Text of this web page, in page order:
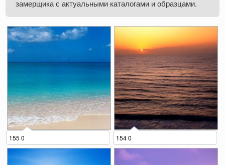
замерщика с актуальными каталогами и образцами.
155 0 154 0